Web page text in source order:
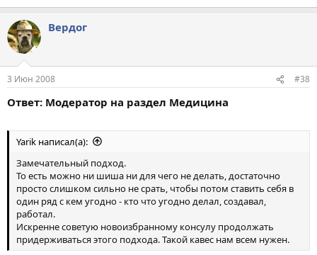
Вердог
3 Июн 2008 #38
Ответ: Модератор на раздел Медицина
Yarik написал(а):
Замечательный подход.
То есть можно ни шиша ни для чего не делать, достаточно
просто слишком сильно не срать, чтобы потом ставить себя в
один ряд с кем угодно - кто что угодно делал, создавал,
работал.
Искренне советую новоизбранному консулу продолжать
придерживаться этого подхода. Такой кавес нам всем нужен.